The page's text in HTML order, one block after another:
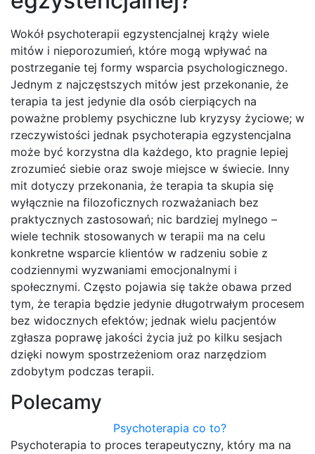
Wokół psychoterapii egzystencjalnej krąży wiele
mitów i nieporozumień, które mogą wpływać na
postrzeganie tej formy wsparcia psychologicznego.
Jednym z najczęstszych mitów jest przekonanie, że
terapia ta jest jedynie dla osób cierpiących na
poważne problemy psychiczne lub kryzysy życiowe; w
rzeczywistości jednak psychoterapia egzystencjalna
może być korzystna dla każdego, kto pragnie lepiej
zrozumieć siebie oraz swoje miejsce w świecie. Inny
mit dotyczy przekonania, że terapia ta skupia się
wyłącznie na filozoficznych rozważaniach bez
praktycznych zastosowań; nic bardziej mylnego –
wiele technik stosowanych w terapii ma na celu
konkretne wsparcie klientów w radzeniu sobie z
codziennymi wyzwaniami emocjonalnymi i
społecznymi. Często pojawia się także obawa przed
tym, że terapia będzie jedynie długotrwałym procesem
bez widocznych efektów; jednak wielu pacjentów
zgłasza poprawę jakości życia już po kilku sesjach
dzięki nowym spostrzeżeniom oraz narzędziom
zdobytym podczas terapii.
Polecamy
Psychoterapia co to?
Psychoterapia to proces terapeutyczny, który ma na